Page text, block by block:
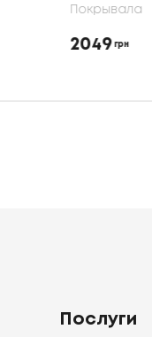
Покрывала
2049 грн
Послуги